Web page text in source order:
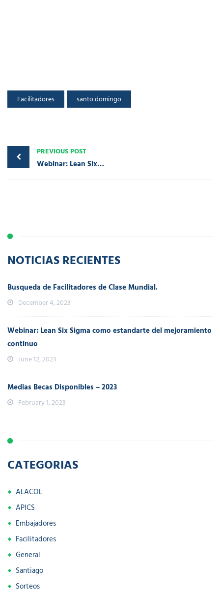
Facilitadores santo domingo
PREVIOUS POST
Webinar: Lean Six Sigma como estandarte del mejoramiento continuo
NOTICIAS RECIENTES
Busqueda de Facilitadores de Clase Mundial.
December 4, 2023
Webinar: Lean Six Sigma como estandarte del mejoramiento
continuo
June 12, 2023
Medias Becas Disponibles – 2023
February 1, 2023
CATEGORIAS
ALACOL
APICS
Embajadores
Facilitadores
General
Santiago
Sorteos